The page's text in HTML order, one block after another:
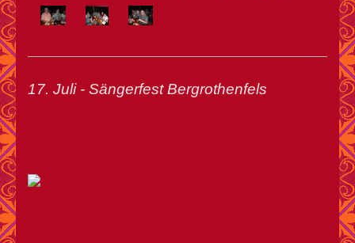
17. Juli - Sängerfest Bergrothenfels